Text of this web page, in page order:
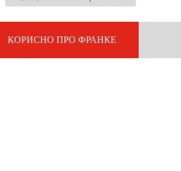
КОРИСНО ПРО ФРАНКЕ